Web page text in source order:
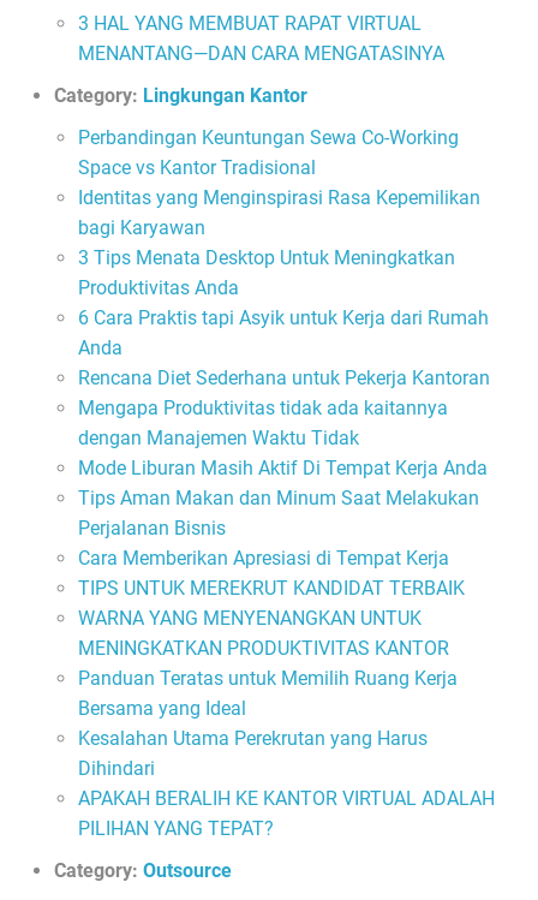
3 HAL YANG MEMBUAT RAPAT VIRTUAL
MENANTANG—DAN CARA MENGATASINYA
Category: Lingkungan Kantor
Perbandingan Keuntungan Sewa Co-Working
Space vs Kantor Tradisional
Identitas yang Menginspirasi Rasa Kepemilikan
bagi Karyawan
3 Tips Menata Desktop Untuk Meningkatkan
Produktivitas Anda
6 Cara Praktis tapi Asyik untuk Kerja dari Rumah
Anda
Rencana Diet Sederhana untuk Pekerja Kantoran
Mengapa Produktivitas tidak ada kaitannya
dengan Manajemen Waktu Tidak
Mode Liburan Masih Aktif Di Tempat Kerja Anda
Tips Aman Makan dan Minum Saat Melakukan
Perjalanan Bisnis
Cara Memberikan Apresiasi di Tempat Kerja
TIPS UNTUK MEREKRUT KANDIDAT TERBAIK
WARNA YANG MENYENANGKAN UNTUK
MENINGKATKAN PRODUKTIVITAS KANTOR
Panduan Teratas untuk Memilih Ruang Kerja
Bersama yang Ideal
Kesalahan Utama Perekrutan yang Harus
Dihindari
APAKAH BERALIH KE KANTOR VIRTUAL ADALAH
PILIHAN YANG TEPAT?
Category: Outsource